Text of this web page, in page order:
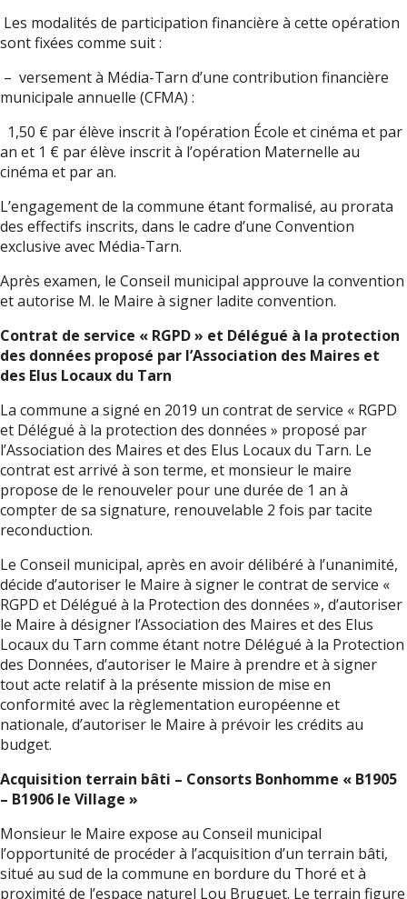
Les modalités de participation financière à cette opération
sont fixées comme suit :
– versement à Média-Tarn d’une contribution financière
municipale annuelle (CFMA) :
1,50 € par élève inscrit à l’opération École et cinéma et par
an et 1 € par élève inscrit à l’opération Maternelle au
cinéma et par an.
L’engagement de la commune étant formalisé, au prorata
des effectifs inscrits, dans le cadre d’une Convention
exclusive avec Média-Tarn.
Après examen, le Conseil municipal approuve la convention
et autorise M. le Maire à signer ladite convention.
Contrat de service « RGPD » et Délégué à la protection
des données proposé par l’Association des Maires et
des Elus Locaux du Tarn
La commune a signé en 2019 un contrat de service « RGPD
et Délégué à la protection des données » proposé par
l’Association des Maires et des Elus Locaux du Tarn. Le
contrat est arrivé à son terme, et monsieur le maire
propose de le renouveler pour une durée de 1 an à
compter de sa signature, renouvelable 2 fois par tacite
reconduction.
Le Conseil municipal, après en avoir délibéré à l’unanimité,
décide d’autoriser le Maire à signer le contrat de service «
RGPD et Délégué à la Protection des données », d’autoriser
le Maire à désigner l’Association des Maires et des Elus
Locaux du Tarn comme étant notre Délégué à la Protection
des Données, d’autoriser le Maire à prendre et à signer
tout acte relatif à la présente mission de mise en
conformité avec la règlementation européenne et
nationale, d’autoriser le Maire à prévoir les crédits au
budget.
Acquisition terrain bâti – Consorts Bonhomme « B1905
– B1906 le Village »
Monsieur le Maire expose au Conseil municipal
l’opportunité de procéder à l’acquisition d’un terrain bâti,
situé au sud de la commune en bordure du Thoré et à
proximité de l’espace naturel Lou Bruguet. Le terrain figure